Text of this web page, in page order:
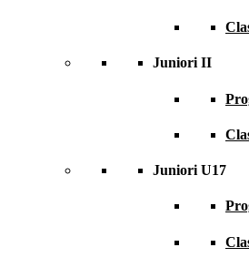
Juniori II
Juniori U17